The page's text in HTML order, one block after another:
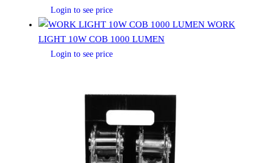
Login to see price
WORK
LIGHT 10W COB 1000 LUMEN
Login to see price